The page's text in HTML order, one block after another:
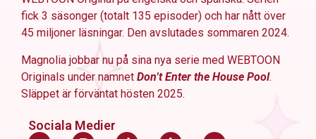
fick 3 säsonger (totalt 135 episoder) och har nått över
45 miljoner läsningar. Den avslutades sommaren 2024.
Magnolia jobbar nu på sina nya serie med WEBTOON
Originals under namnet Don’t Enter the House Pool.
Släppet är förväntat hösten 2025.
Sociala Medier